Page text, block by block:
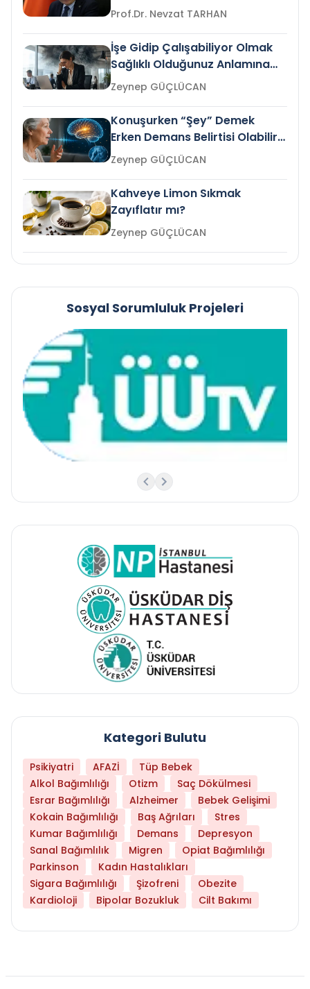
Prof.Dr. Nevzat TARHAN
İşe Gidip Çalışabiliyor Olmak
Sağlıklı Olduğunuz Anlamına
Gelir mi?Zeynep GÜÇLÜCAN
Konuşurken “Şey” Demek
Erken Demans Belirtisi Olabilir
mi?
Zeynep GÜÇLÜCAN
Kahveye Limon Sıkmak
Zayıflatır mı?
Zeynep GÜÇLÜCAN
Sosyal Sorumluluk Projeleri
Kategori Bulutu
Psikiyatri AFAZİ
Tüp Bebek
Alkol Bağımlılığı
Otizm
Saç Dökülmesi
Esrar Bağımlılığı
Alzheimer
Bebek Gelişimi
Kokain Bağımlılığı
Baş Ağrıları
Stres
Kumar Bağımlılığı
Demans
Depresyon
Sanal Bağımlılık
Migren
Opiat Bağımlılığı
Parkinson
Kadın Hastalıkları
Sigara Bağımlılığı
Şizofreni
Obezite
Kardioloji
Bipolar Bozukluk Cilt Bakımı